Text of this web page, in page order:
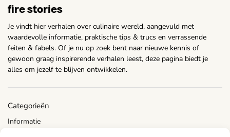
fire stories
Je vindt hier verhalen over culinaire wereld, aangevuld met
waardevolle informatie, praktische tips & trucs en verrassende
feiten & fabels. Of je nu op zoek bent naar nieuwe kennis of
gewoon graag inspirerende verhalen leest, deze pagina biedt je
alles om jezelf te blijven ontwikkelen.
Categorieën
Informatie